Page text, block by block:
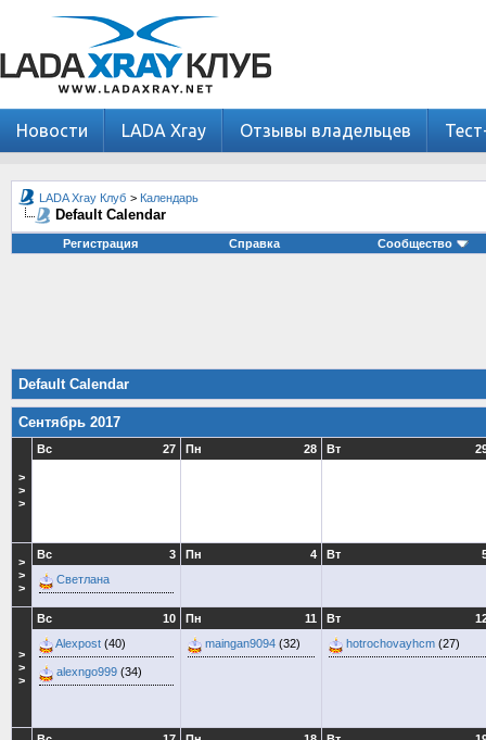
Новости LADA Xray Отзывы владельцев
LADA Xray Клуб > Календарь
Default Calendar
Регистрация Справка Сообщество
Default Calendar
Сентябрь 2017
>
>
>
27
Вс 28
Пн Вт
>
>
>
3
Вс
Светлана
4
Пн Вт
>
>
>
10
Вс
Alexpost (40)
alexngo999 (34)
11
Пн
maingan9094 (32)
Вт
hotrochovayhcm (27)